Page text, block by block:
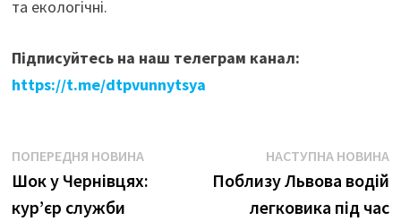
та екологічні.
Підписуйтесь на наш телеграм канал:
https://t.me/dtpvunnytsya
Навігація
записів
ПОПЕРЕДНЯ НОВИНАПопередня
новина:
Шок у Чернівцях:
кур’єр служби
НАСТУПНА НОВИНА
Поблизу Львова водій
легковика під час